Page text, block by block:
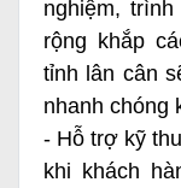
nghiệm,
rộng khắp
tỉnh lân cân
nhanh chóng
- Hỗ trợ kỹ
khi khách